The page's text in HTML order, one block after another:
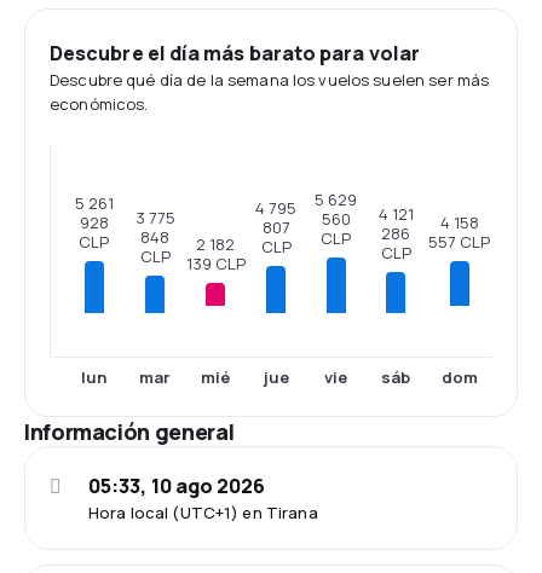
Descubre el día más barato para volar
Descubre qué día de la semana los vuelos suelen ser más
económicos.
5 261
928
CLP
lun
3 775
848
CLP
mar
2 182
139 CLP
mié
4 795
807
CLP
jue
5 629
560
CLP
vie
4 121
286
CLP
sáb
4 158
557 CLP
dom
Información general
Hora local (UTC+1) en Tirana
05:33, 10 ago 2026